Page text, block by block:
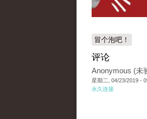
冒个泡吧！
评论
Anonymous (未
星期二, 04/23/2019 -
永久连接